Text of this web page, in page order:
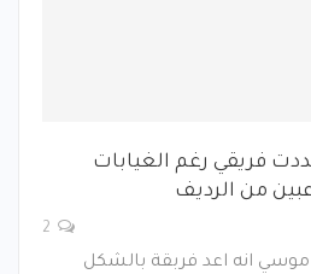
فريقي رغم الغيابات
من الرديف
انه اعد فربقة بالشكل